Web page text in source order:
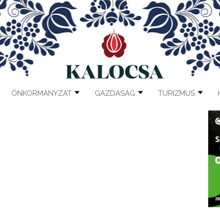
ÖNKORMÁNYZAT GAZDASÁG TURIZMUS